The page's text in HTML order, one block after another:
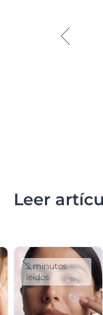
Leer
2 minutos
leídos